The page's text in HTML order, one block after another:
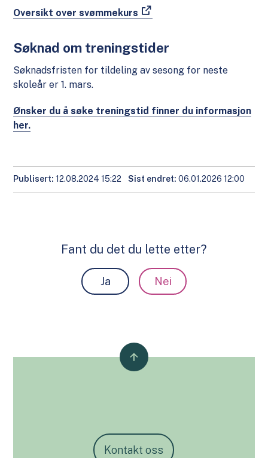
Oversikt over svømmekurs
Søknad om treningstider
Søknadsfristen for tildeling av sesong for neste
skoleår er 1. mars.
Ønsker du å søke treningstid finner du informasjon
her.
Publisert 12.08.2024 15:22 Sist endret 06.01.2026 12:00
Fant du det du lette etter?
Ja Nei
Kontakt oss